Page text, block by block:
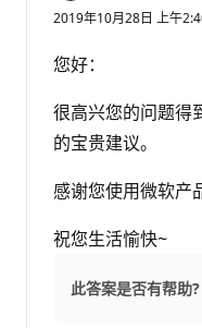
2019年10月28日 上午
您好：
很高兴您的问题得
的宝贵建议。
感谢您使用微软产
祝您生活愉快~
此答案是否有帮助?